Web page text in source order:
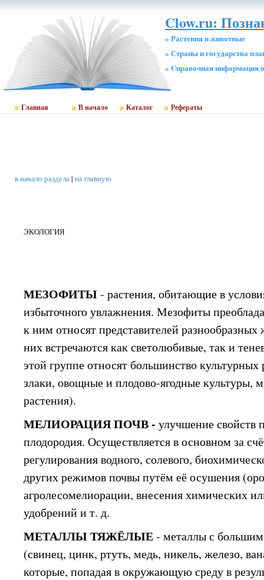
Clow.ru:
» Растения и животные
» Страны и государства
» Cправочная информация
Главная В начало Каталог Рефераты
в начало раздела| на главную
ЭКОЛОГИЯ
МЕЗОФИТЫ- растения, обитающие в
избыточного увлажнения. Мезофиты
к ним относят представителей
них встречаются как светолюбивые, так и
этой группе относят большинство
злаки, овощные и плодово-ягодные культуры,
растения).
МЕЛИОРАЦИЯ ПОЧВ -улучшение свойств
плодородия. Осуществляется в основном за
регулирования водного, солевого,
других режимов почвы путём её осушения
агролесомелиорации, внесения химических
удобрений и т. д.
МЕТАЛЛЫ ТЯЖЁЛЫЕ- металлы с
(свинец, цинк, ртуть, медь, никель, железо,
которые, попадая в окружающую среду в